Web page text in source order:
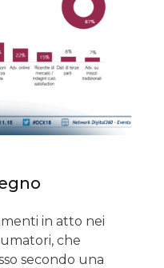
in atto nei
che
secondo una